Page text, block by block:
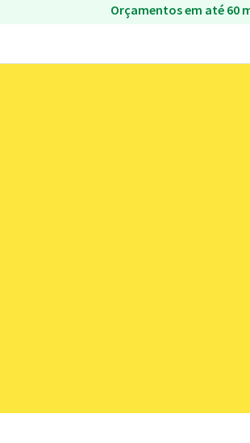
Orçamentos em até 60